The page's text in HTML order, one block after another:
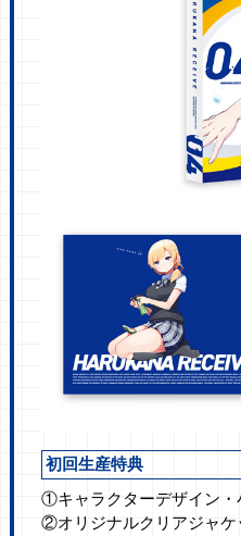
初回生産特典
①キャラクターデザイン・
②オリジナルクリアジャケ